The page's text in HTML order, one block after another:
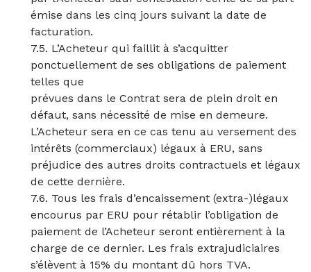
émise dans les cinq jours suivant la date de
facturation.
7.5. L’Acheteur qui faillit à s’acquitter
ponctuellement de ses obligations de paiement
telles que
prévues dans le Contrat sera de plein droit en
défaut, sans nécessité de mise en demeure.
L’Acheteur sera en ce cas tenu au versement des
intérêts (commerciaux) légaux à ERU, sans
préjudice des autres droits contractuels et légaux
de cette dernière.
7.6. Tous les frais d’encaissement (extra-)légaux
encourus par ERU pour rétablir l’obligation de
paiement de l’Acheteur seront entièrement à la
charge de ce dernier. Les frais extrajudiciaires
s’élèvent à 15% du montant dû hors TVA.